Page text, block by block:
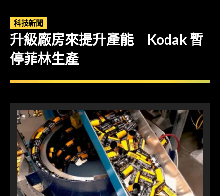
科技新聞
升級廠房來提升產能 Kodak 暫
停菲林生產